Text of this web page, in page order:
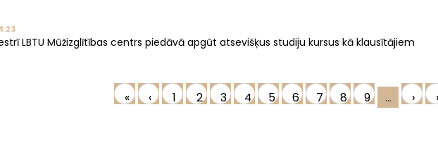
LBTU Mūžizglītības centrs piedāvā apgūt atsevišķus studiju kursus kā klausītājiem
First
«
Previous
‹ Page
1
Current
2 Page
3 Page
4 Page
5 Page
6 Page
7 Page
8 Page
9 …
Next
›